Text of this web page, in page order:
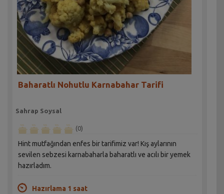
Baharatlı Nohutlu Karnabahar Tarifi
Sahrap Soysal
(0)
Hint mutfağından enfes bir tarifimiz var! Kış aylarının
sevilen sebzesi karnabaharla baharatlı ve acılı bir yemek
hazırladım.
Hazırlama 1 saat